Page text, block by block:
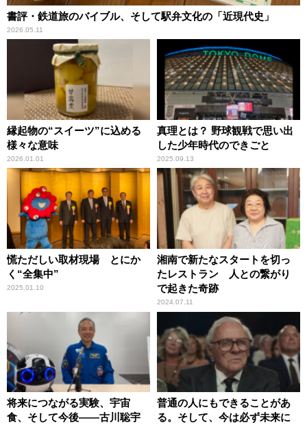
書評・鉄道旅のバイブル、そして駅弁文化の「近現代史」
2026.05.11
縁起物の“スイーツ”に込める
様々な意味
2026.01.01
真理とは？ 野球観戦で思い出
した少年時代のできごと
2025.09.13
慌ただしい取材現場 とにか
く“全集中”
2025.01.10
湘南で新たなスタートを切っ
たレストラン 人との繋がり
で起きた奇跡
2024.07.11
将来につながる実験、宇宙
食、そして今後――古川聡宇
普通の人にもできることがあ
る。そして、今は必ず未来に